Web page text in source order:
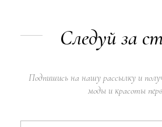
Следуй за
Подпишись на нашу рассылку и
моды и красоты